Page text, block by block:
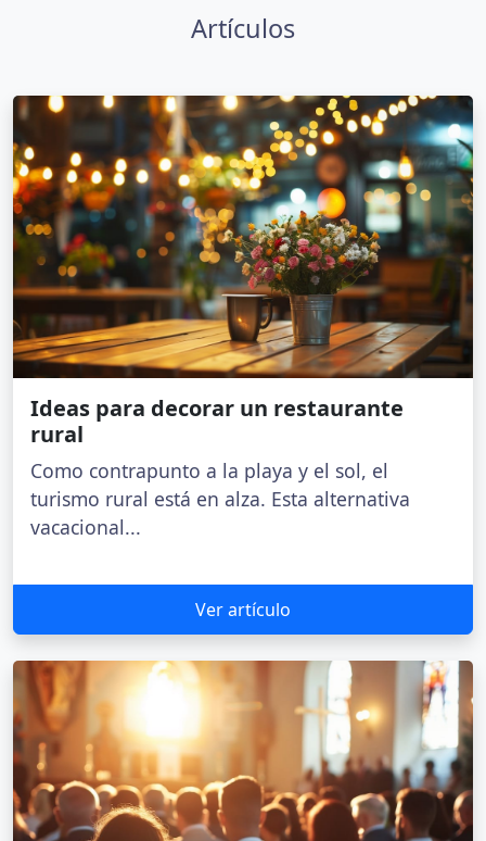
Artículos
Ideas para decorar un restaurante
rural
Como contrapunto a la playa y el sol, el
turismo rural está en alza. Esta alternativa
vacacional...
Ver artículo